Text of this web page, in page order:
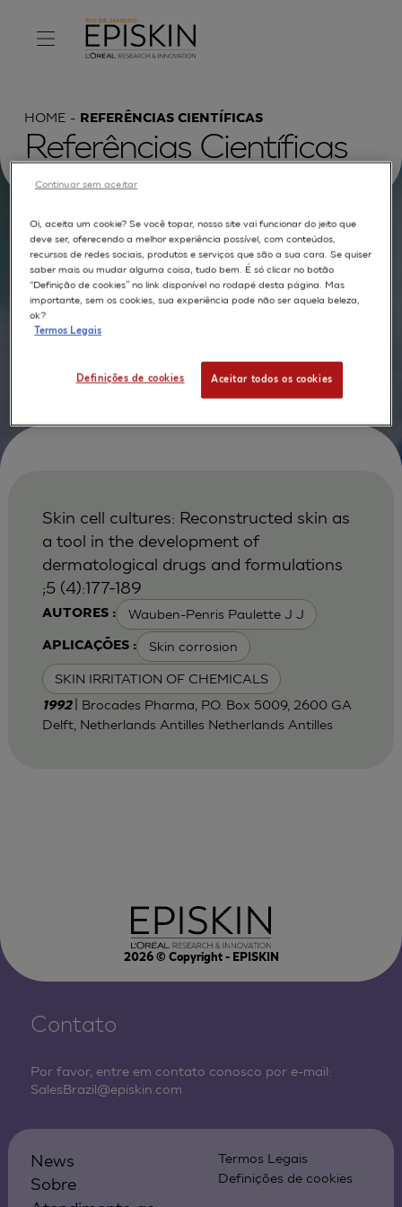
HOME REFERÊNCIAS CIENTÍFICAS
Referências Científicas
Procurar por :
TEXTO COMPLETO MODELOS APLICAÇÕES
AUTORES
AUTORES : Wauben-Penris Paulette J J
APLICAÇÕES : Skin corrosion
SKIN IRRITATION OF CHEMICALS
Skin cell cultures: Reconstructed skin as
a tool in the development of
dermatological drugs and formulations
;5 (4):177-189
1992
| Brocades Pharma, P.O. Box 5009, 2600 GA
Delft, Netherlands Antilles Netherlands Antilles
2026© Copyright - EPISKIN
Contato
Por favor, entre em contato conosco por e-mail:
SalesBrazil@episkin.com
News
Sobre
Termos Legais
Definições de cookies
Oi, aceita um cookie? Se você topar, nosso site vai funcionar do jeito que
deve ser, oferecendo a melhor experiência possível, com conteúdos,
recursos de redes sociais, produtos e serviços que são a sua cara. Se quiser
saber mais ou mudar alguma coisa, tudo bem. É só clicar no botão
“Definição de cookies” no link disponível no rodapé desta página. Mas
importante, sem os cookies, sua experiência pode não ser aquela beleza,
ok?
Termos Legais
Definições de cookies Aceitar todos os cookies
Continuar sem aceitar